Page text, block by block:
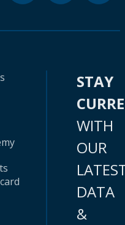
STAY
WITH
OUR
DATA
&